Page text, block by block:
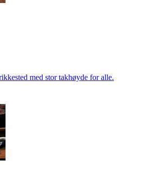
med stor takhøyde for alle.